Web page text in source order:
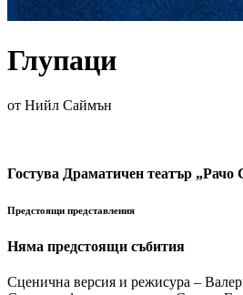
Глупаци
от Нийл Саймън
Гостува Драматичен театър „Рачо
Предстоящи представления
Няма предстоящи събития
Сценична версия и режисура –